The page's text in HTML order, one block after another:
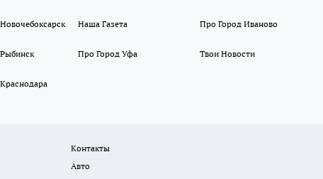
Наша Газета Про Город Иваново
Про Город Уфа Твои Новости
Контакты
Авто